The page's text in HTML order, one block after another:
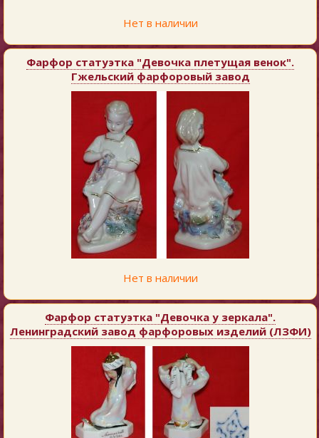
Нет в наличии
Фарфор статуэтка "Девочка плетущая венок".
Гжельский фарфоровый завод
Нет в наличии
Фарфор статуэтка "Девочка у зеркала".
Ленинградский завод фарфоровых изделий (ЛЗФИ)